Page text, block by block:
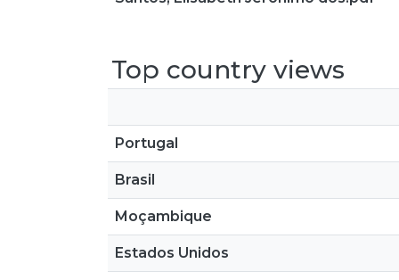
Top country views
Portugal
Brasil
Moçambique
Estados Unidos